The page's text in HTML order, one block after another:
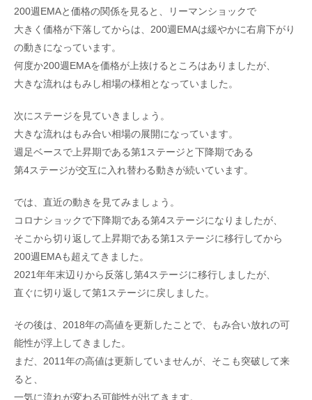
200週EMAと価格の関係を見ると、リーマンショックで
大きく価格が下落してからは、200週EMAは緩やかに右肩下がり
の動きになっています。
何度か200週EMAを価格が上抜けるところはありましたが、
大きな流れはもみし相場の様相となっていました。
次にステージを見ていきましょう。
大きな流れはもみ合い相場の展開になっています。
週足ベースで上昇期である第1ステージと下降期である
第4ステージが交互に入れ替わる動きが続いています。
では、直近の動きを見てみましょう。
コロナショックで下降期である第4ステージになりましたが、
そこから切り返して上昇期である第1ステージに移行してから
200週EMAも超えてきました。
2021年年末辺りから反落し第4ステージに移行しましたが、
直ぐに切り返して第1ステージに戻しました。
その後は、2018年の高値を更新したことで、もみ合い放れの可
能性が浮上してきました。
まだ、2011年の高値は更新していませんが、そこも突破して来
ると、
一気に流れが変わる可能性が出てきます。